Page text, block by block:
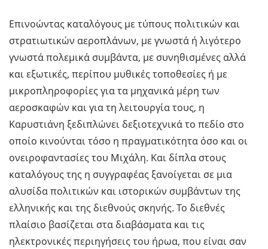
Επινοώντας καταλόγους με τύπους πολιτικών και
στρατιωτικών αεροπλάνων, με γνωστά ή λιγότερο
γνωστά πολεμικά συμβάντα, με συνηθισμένες αλλά
και εξωτικές, περίπου μυθικές τοποθεσίες ή με
μικροπληροφορίες για τα μηχανικά μέρη των
αεροσκαφών και για τη λειτουργία τους, η
Καρυστιάνη ξεδιπλώνει δεξιοτεχνικά το πεδίο στο
οποίο κινούνται τόσο η πραγματικότητα όσο και οι
ονειροφαντασίες του Μιχάλη. Και δίπλα στους
καταλόγους της η συγγραφέας ξανοίγεται σε μια
αλυσίδα πολιτικών και ιστορικών συμβάντων της
ελληνικής και της διεθνούς σκηνής. Το διεθνές
πλαίσιο βασίζεται στα διαβάσματα και τις
ηλεκτρονικές περιηγήσεις του ήρωα, που είναι σαν